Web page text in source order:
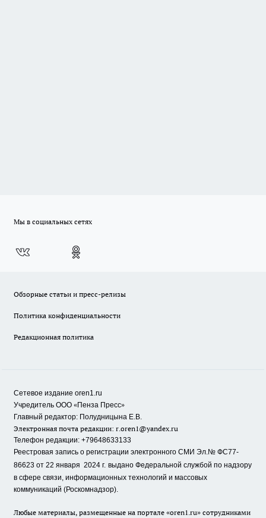
Мы в социальных сетях
Обзорные статьи и пресс-релизы
Политика конфиденциальности
Редакционная политика
Сетевое издание oren1.ru
Учредитель ООО «Пенза Пресс»
Главный редактор: Полудницына Е.В.
Электронная почта редакции: r.oren1@yandex.ru
Телефон редакции: +79648633133
Реестровая запись о регистрации электронного СМИ Эл.№ ФС77-
86623 от 22 января 2024 г. выдано Федеральной службой по надзору
в сфере связи, информационных технологий и массовых
коммуникаций (Роскомнадзор).
Любые материалы, размещенные на портале «oren1.ru» сотрудниками